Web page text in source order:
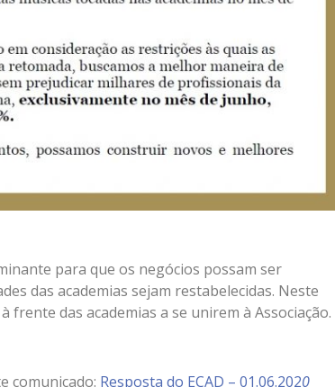
para que os negócios possam ser
das academias sejam restabelecidas. Neste
frente das academias a se unirem à Associação.
comunicado: Resposta do ECAD – 01.06.2020